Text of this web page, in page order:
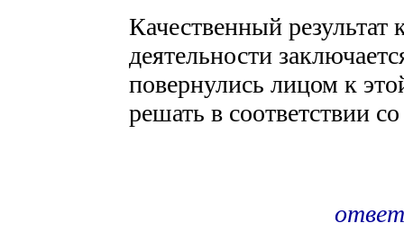
Качественный
деятельности
повернулись лицом к
решать в соответствии